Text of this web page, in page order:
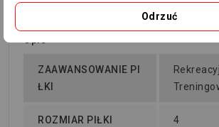
ZAAWANSOWANIE PI
ŁKI
ROZMIAR PIŁKI 4
Odrzuć